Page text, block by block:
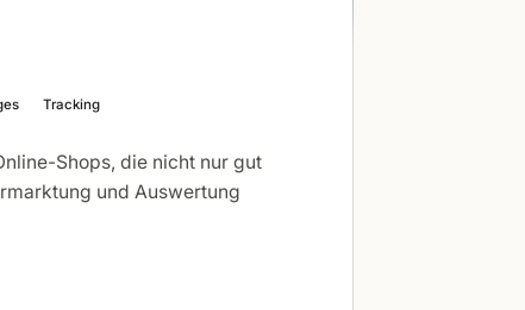
Tracking
Shops, die nicht nur gut
und Auswertung